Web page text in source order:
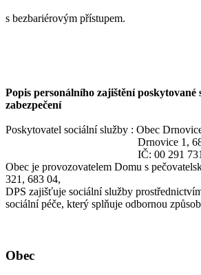
s bezbariérovým přístupem.
Popis personálního zajištění poskytované
zabezpečení
Poskytovatel sociální služby : Obec
Drnovice 1, 683
IČ: 00 291 731
Obec je provozovatelem Domu s
321, 683 04,
DPS zajišťuje sociální služby
sociální péče, který splňuje odbornou
Obec